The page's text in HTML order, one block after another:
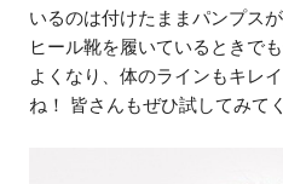
いるのは付けたままパンプス
ヒール靴を履いているときで
よくなり、体のラインもキレ
ね！ 皆さんもぜひ試してみて